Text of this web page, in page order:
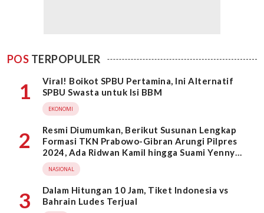
POS TERPOPULER
1
Viral! Boikot SPBU Pertamina, Ini Alternatif
SPBU Swasta untuk Isi BBM
EKONOMI
2
Resmi Diumumkan, Berikut Susunan Lengkap
Formasi TKN Prabowo-Gibran Arungi Pilpres
2024, Ada Ridwan Kamil hingga Suami Yenny
Wahid
NASIONAL
3
Dalam Hitungan 10 Jam, Tiket Indonesia vs
Bahrain Ludes Terjual